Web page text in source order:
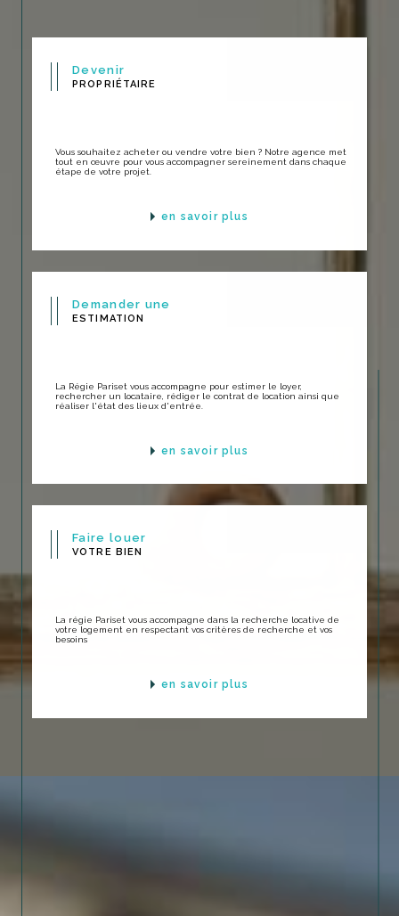
Devenir
PROPRIÉTAIRE
Vous souhaitez acheter ou vendre votre bien ? Notre agence met
tout en œuvre pour vous accompagner sereinement dans chaque
étape de votre projet.
en savoir plus
Demander une
ESTIMATION
La Régie Pariset vous accompagne pour estimer le loyer,
rechercher un locataire, rédiger le contrat de location ainsi que
réaliser l'état des lieux d'entrée.
en savoir plus
Faire louer
VOTRE BIEN
La régie Pariset vous accompagne dans la recherche locative de
votre logement en respectant vos critères de recherche et vos
besoins
en savoir plus